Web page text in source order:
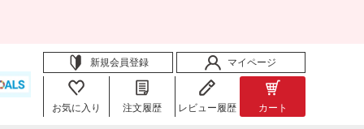
新規会員登録 マイページ
お気に入り 注文履歴 レビュー履歴 カート